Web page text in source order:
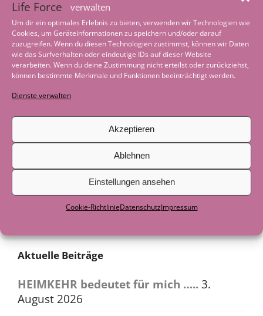
verwalten
Um dir ein optimales Erlebnis zu bieten, verwenden wir Technologien wie
Cookies, um Geräteinformationen zu speichern und/oder darauf
zuzugreifen. Wenn du diesen Technologien zustimmst, können wir Daten
wie das Surfverhalten oder eindeutige IDs auf dieser Website
verarbeiten. Wenn du deine Zustimmung nicht erteilst oder zurückziehst,
können bestimmte Merkmale und Funktionen beeinträchtigt werden.
Dienste verwalten
Akzeptieren
Ablehnen
Einstellungen ansehen
Cookie-RichtlinieDatenschutzImpressum
meiner Massage Bank und genieße für
eine Stunde einfach nur zu SEIN und
Dich dem Gefühl von Entspannung
hinzugeben.
Post
navigation
Yoga Festival in Eckernförde 13. – 16. Juni 24
bekanntlich ja alles neu→
Aktuelle Beiträge
HEIMKEHR bedeutet für mich …..3.
August 2026